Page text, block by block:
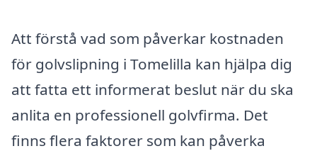
Att förstå vad som påverkar kostnaden
för golvslipning i Tomelilla kan hjälpa dig
att fatta ett informerat beslut när du ska
anlita en professionell golvfirma. Det
finns flera faktorer som kan påverka